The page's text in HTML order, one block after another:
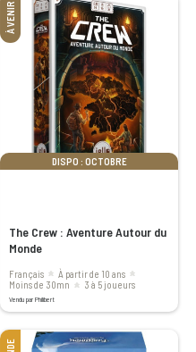
À VENIR
DISPO : OCTOBRE
The Crew : Aventure Autour du
Monde
Français
à partir de 10 ans
moins de 30mn
3 à 5 joueurs
Vendu par Philibert